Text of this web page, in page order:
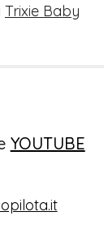
Trixie Baby
YOUTUBE